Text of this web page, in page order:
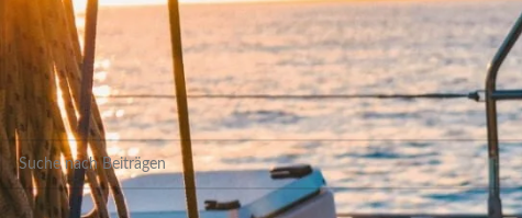
Nichts gefunden
Entschuldigung, leider wurden keine Ergebnisse gefunden. Möglicherweise